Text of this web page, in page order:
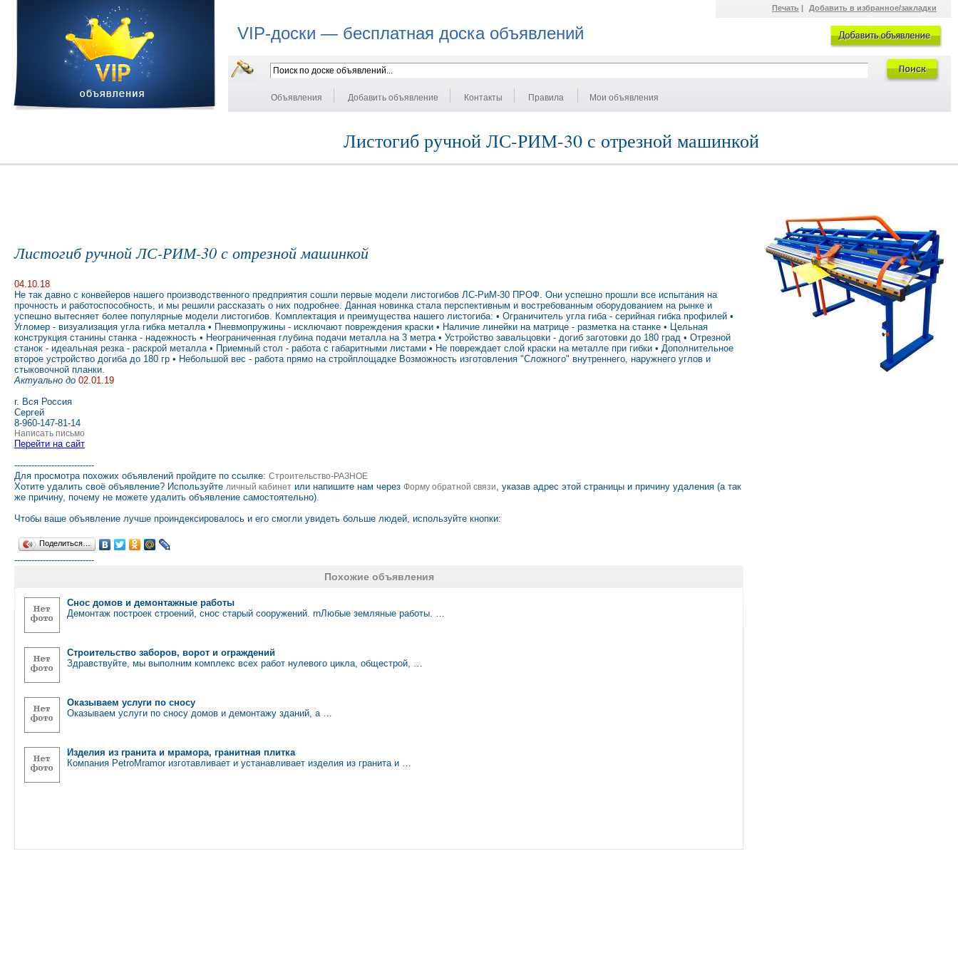
Печать | Добавить в избранное/закладки
VIP-доски — бесплатная доска объявлений
Объявления Добавить объявление Контакты Правила Мои объявления
Листогиб ручной ЛС-РИМ-30 с отрезной машинкой
Листогиб ручной ЛС-РИМ-30 с отрезной машинкой
04.10.18
Не так давно с конвейеров нашего производственного предприятия сошли первые модели листогибов ЛС-РиМ-30 ПРОФ. Они успешно прошли все испытания на
прочность и работоспособность, и мы решили рассказать о них подробнее. Данная новинка стала перспективным и востребованным оборудованием на рынке и
успешно вытесняет более популярные модели листогибов. Комплектация и преимущества нашего листогиба: • Ограничитель угла гиба - серийная гибка профилей •
Угломер - визуализация угла гибка металла • Пневмопружины - исключают повреждения краски • Наличие линейки на матрице - разметка на станке • Цельная
конструкция станины станка - надежность • Неограниченная глубина подачи металла на 3 метра • Устройство завальцовки - догиб заготовки до 180 град • Отрезной
станок - идеальная резка - раскрой металла • Приемный стол - работа с габаритными листами • Не повреждает слой краски на металле при гибки • Дополнительное
второе устройство догиба до 180 гр • Небольшой вес - работа прямо на стройплощадке Возможность изготовления "Сложного" внутреннего, наружнего углов и
стыковочной планки.
Актуально до 02.01.19
г. Вся Россия
Сергей
8-960-147-81-14
Написать письмо
Перейти на сайт
----------------------------
Для просмотра похожих объявлений пройдите по ссылке: Строительство-РАЗНОЕ
Хотите удалить своё объявление? Используйте личный кабинет или напишите нам через Форму обратной связи, указав адрес этой страницы и причину удаления (а так
же причину, почему не можете удалить объявление самостоятельно).
Чтобы ваше объявление лучше проиндексировалось и его смогли увидеть больше людей, используйте кнопки:
Поделиться…
----------------------------
Похожие объявления
Снос домов и демонтажные работы
Демонтаж построек строений, снос старый сооружений. rnЛюбые земляные работы. …
Строительство заборов, ворот и ограждений
Здравствуйте, мы выполним комплекс всех работ нулевого цикла, общестрой, …
Оказываем услуги по сносу
Оказываем услуги по сносу домов и демонтажу зданий, а …
Изделия из гранита и мрамора, гранитная плитка
Компания PetroMramor изготавливает и устанавливает изделия из гранита и …